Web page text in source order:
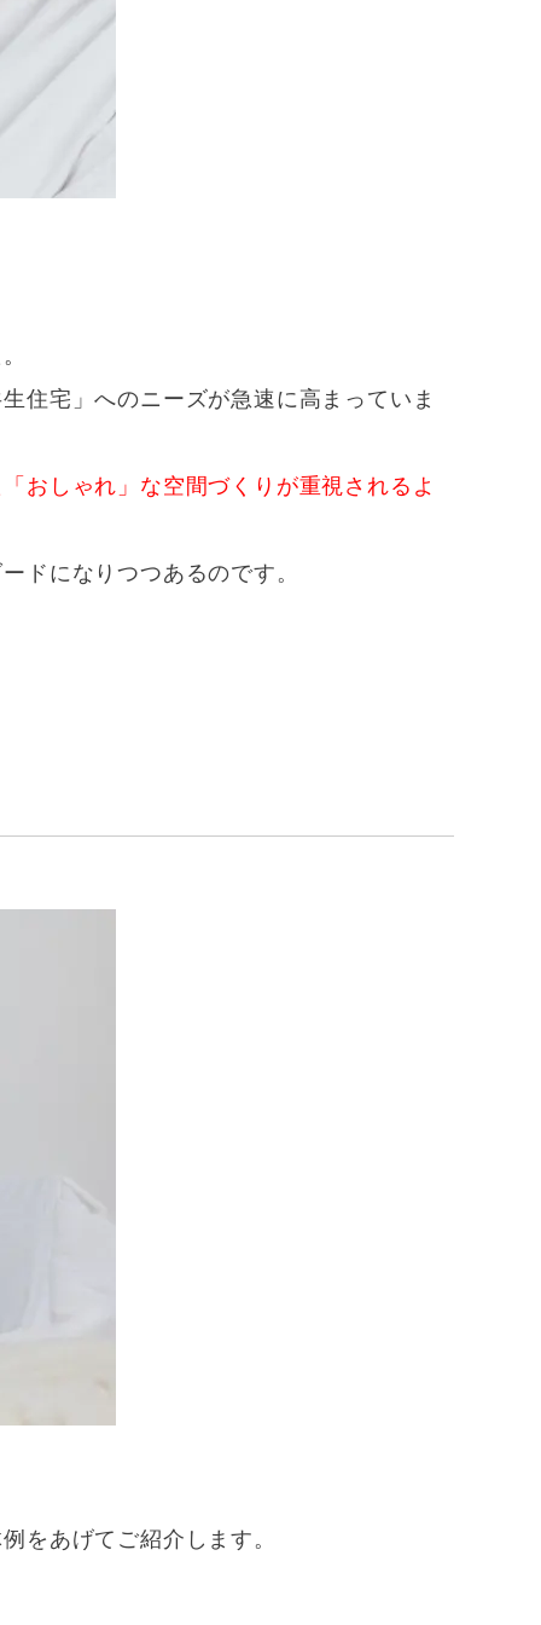
住宅」へのニーズが急速に高まっていま
おしゃれ」な空間づくりが重視されるよ
ドになりつつあるのです。
をあげてご紹介します。